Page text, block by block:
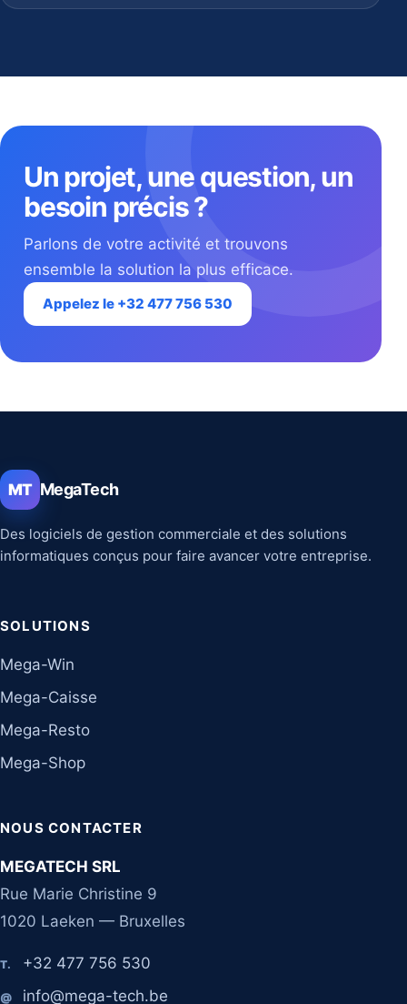
Un projet, une question, un
besoin précis ?
Parlons de votre activité et trouvons
ensemble la solution la plus efficace.
Appelez le +32 477 756 530
MT MegaTech
Des logiciels de gestion commerciale et des solutions
informatiques conçus pour faire avancer votre entreprise.
SOLUTIONS
Mega-Win
Mega-Caisse
Mega-Resto
Mega-Shop
NOUS CONTACTER
MEGATECH SRL
Rue Marie Christine 9
1020 Laeken — Bruxelles
T. +32 477 756 530
@ info@mega-tech.be